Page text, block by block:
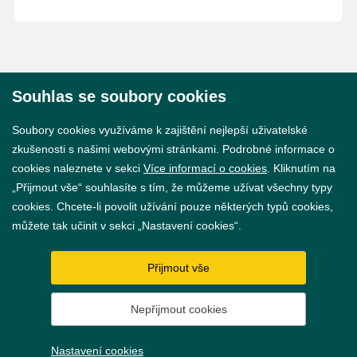
GDPR
Nastavení cookies
Souhlas se soubory cookies
Soubory cookies využíváme k zajištění nejlepší uživatelské
zkušenosti s našimi webovými stránkami. Podrobné informace o
cookies naleznete v sekci Více informací o cookies . Kliknutím na
„Přijmout vše“ souhlasíte s tím, že můžeme užívat všechny typy
cookies. Chcete-li povolit užívání pouze některých typů cookies,
můžete tak učinit v sekci „Nastavení cookies“.
Přijmout vše
Nepřijmout cookies
Nastavení cookies